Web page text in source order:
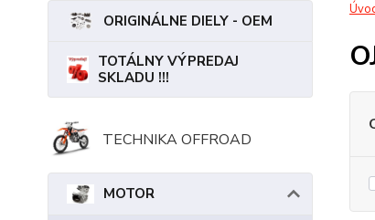
ORIGINÁLNE DIELY - OEM
TOTÁLNY VÝPREDAJ
SKLADU !!!
TECHNIKA OFFROAD
MOTOR